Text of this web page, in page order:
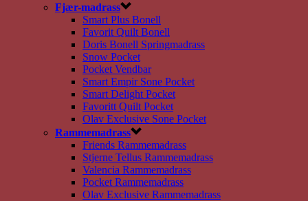
Fjær-madrass
Smart Plus Bonell
Favorit Quilt Bonell
Doris Bonell Springmadrass
Snow Pocket
Pocket Vendbar
Smart Empir Sone Pocket
Smart Delight Pocket
Favoritt Quilt Pocket
Olav Exclusive Sone Pocket
Rammemadrass
Friends Rammemadrass
Stjerne Tellus Rammemadrass
Valencia Rammemadrass
Pocket Rammemadrass
Olav Exclusive Rammemadrass